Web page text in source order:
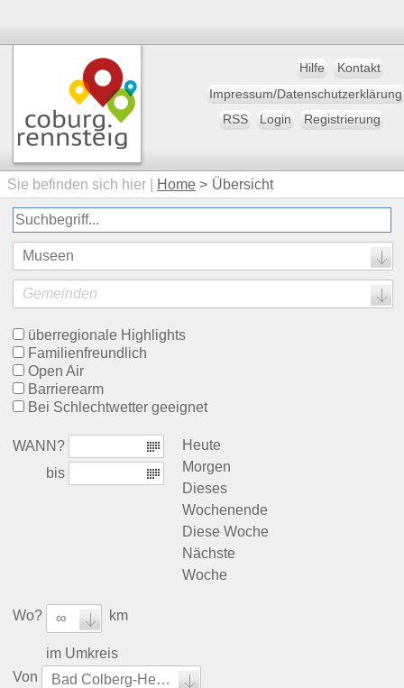
Hilfe
Kontakt
Impressum/Datenschutzerklärung
RSS
Login Registrierung
Sie befinden sich hier | Home > Übersicht
Museen
Gemeinden
überregionale Highlights
Familienfreundlich
Open Air
Barrierearm
Bei Schlechtwetter geeignet
WANN?
bis
Heute
Morgen
Dieses
Wochenende
Diese Woche
Nächste
Woche
Wo? ∞ km
im Umkreis
Von
Bad Colberg-Heldburg